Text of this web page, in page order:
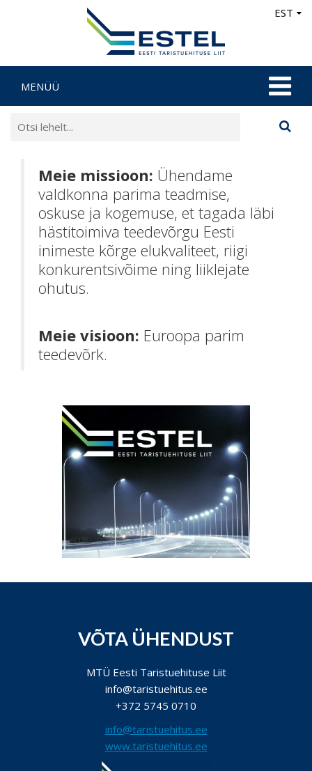
EST
MENÜÜ
Meie missioon: Ühendame
valdkonna parima teadmise,
oskuse ja kogemuse, et tagada läbi
hästitoimiva teedevõrgu Eesti
inimeste kõrge elukvaliteet, riigi
konkurentsivõime ning liiklejate
ohutus.
Meie visioon: Euroopa parim
teedevõrk.
VÕTA ÜHENDUST
MTÜ Eesti Taristuehituse Liit
info@taristuehitus.ee
+372 5745 0710
info@taristuehitus.ee
www.taristuehitus.ee